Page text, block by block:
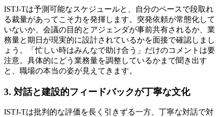
ISTJ-Tは予測可能なスケジュールと、自分のペースで段取れ
る裁量があってこそ力を発揮します。突発依頼が常態化して
いないか、会議の目的とアジェンダが事前共有されるか、業
務量と期日が現実的に設計されているかを面接で確認しまし
ょう。「忙しい時はみんなで助け合う」だけのコメントは要
注意。具体的にどう業務量を調整しているかまで聞き出す
と、職場の本当の姿が見えてきます。
3. 対話と建設的フィードバックが丁寧な文化
ISTJ-Tは批判的な評価を長く引きずる一方、丁寧な対話で対